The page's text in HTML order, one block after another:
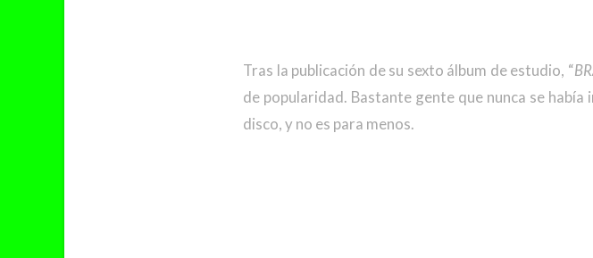
Tras la publicación de su sexto álbum de estudio, “
de popularidad. Bastante gente que nunca se
disco, y no es para menos.